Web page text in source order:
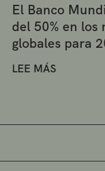
El Banco
del 50% en los
globales para
LEE MÁS